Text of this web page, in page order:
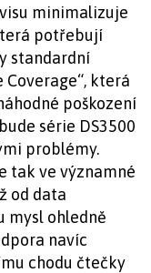
minimalizuje
potřebují
standardní
která
poškození
série DS3500
problémy.
tak ve významné
od data
mysl ohledně
navíc
chodu čtečky